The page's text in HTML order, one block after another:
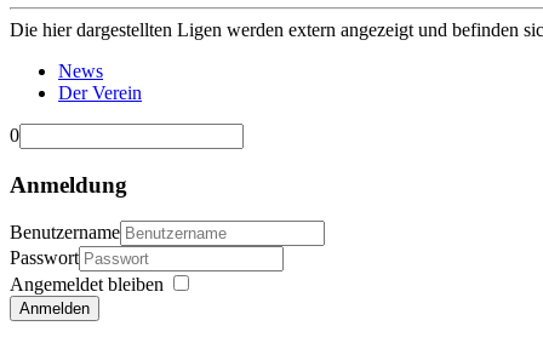
Die hier dargestellten Ligen werden extern angezeigt und befinden
News
Der Verein
0
Anmeldung
Benutzername
Passwort
Angemeldet bleiben
Anmelden